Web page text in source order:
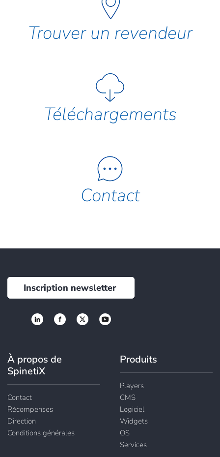
Trouver un revendeur
Téléchargements
Contact
À propos de
SpinetiX
Contact
Récompenses
Direction
Conditions générales
Produits
Players
CMS
Logiciel
Widgets
OS
Services
Inscription newsletter